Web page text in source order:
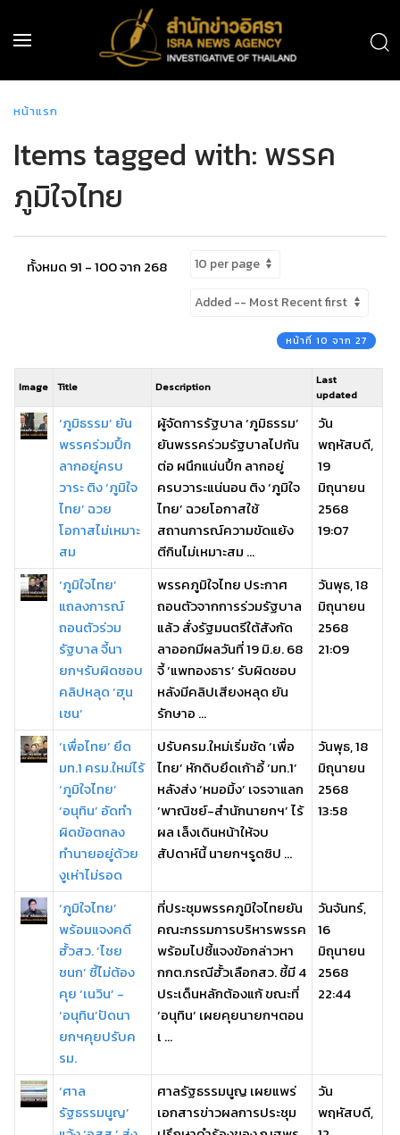
หน้าแรก
Items tagged with: พรรค
ภูมิใจไทย
ทั้งหมด 91 - 100 จาก 268
หน้าที่ 10 จาก 27
Image Title Description
Last
updated
‘ภูมิธรรม’ ยัน
พรรคร่วมปึ้ก
ลากอยู่ครบ
วาระ ติง ‘ภูมิใจ
ไทย’ ฉวย
โอกาสไม่เหมาะ
สม
ผู้จัดการรัฐบาล ‘ภูมิธรรม’
ยันพรรคร่วมรัฐบาลไปกัน
ต่อ ผนึกแน่นปึ้ก ลากอยู่
ครบวาระแน่นอน ติง ‘ภูมิใจ
ไทย’ ฉวยโอกาสใช้
สถานการณ์ความขัดแย้ง
ตีกินไม่เหมาะสม ...
วัน
พฤหัสบดี,
19
มิถุนายน
2568
19:07
‘ภูมิใจไทย’
แถลงการณ์
ถอนตัวร่วม
รัฐบาล จี้นา
ยกฯรับผิดชอบ
คลิปหลุด ‘ฮุน
เซน’
พรรคภูมิใจไทย ประกาศ
ถอนตัวจากการร่วมรัฐบาล
แล้ว สั่งรัฐมนตรีใต้สังกัด
ลาออกมีผลวันที่ 19 มิ.ย. 68
จี้ ‘แพทองธาร’ รับผิดชอบ
หลังมีคลิปเสียงหลุด ยัน
รักษาอ ...
วันพุธ, 18
มิถุนายน
2568
21:09
‘เพื่อไทย’ ยึด
มท.1 ครม.ใหม่ไร้
‘ภูมิใจไทย’
‘อนุทิน’ อัดทำ
ผิดข้อตกลง
ทำนายอยู่ด้วย
งูเห่าไม่รอด
ปรับครม.ใหม่เริ่มชัด ‘เพื่อ
ไทย’ หักดิบยึดเก้าอี้ ‘มท.1’
หลังส่ง ‘หมอมิ้ง’ เจรจาแลก
‘พาณิชย์-สำนักนายกฯ’ ไร้
ผล เล็งเดินหน้าให้จบ
สัปดาห์นี้ นายกฯรูดซิป ...
วันพุธ, 18
มิถุนายน
2568
13:58
‘ภูมิใจไทย’
พร้อมแจงคดี
ฮั้วสว. ‘ไชย
ชนก’ ชี้ไม่ต้อง
คุย ‘เนวิน’ -
‘อนุทิน’ปัดนา
ยกฯคุยปรับค
รม.
ที่ประชุมพรรคภูมิใจไทยยัน
คณะกรรมการบริหารพรรค
พร้อมไปชี้แจงข้อกล่าวหา
กกต.กรณีฮั้วเลือกสว. ชี้มี 4
ประเด็นหลักต้องแก้ ขณะที่
‘อนุทิน’ เผยคุยนายกฯตอน
เ ...
วันจันทร์,
16
มิถุนายน
2568
22:44
‘ศาล
รัฐธรรมนูญ’
ศาลรัฐธรรมนูญ เผยแพร่
เอกสารข่าวผลการประชุม
วัน
พฤหัสบดี,